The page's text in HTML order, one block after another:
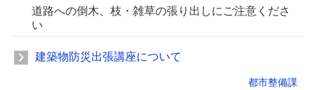
道路への倒木、枝・雑草の張り出しにご注意くださ
い
建築物防災出張講座について
都市整備課